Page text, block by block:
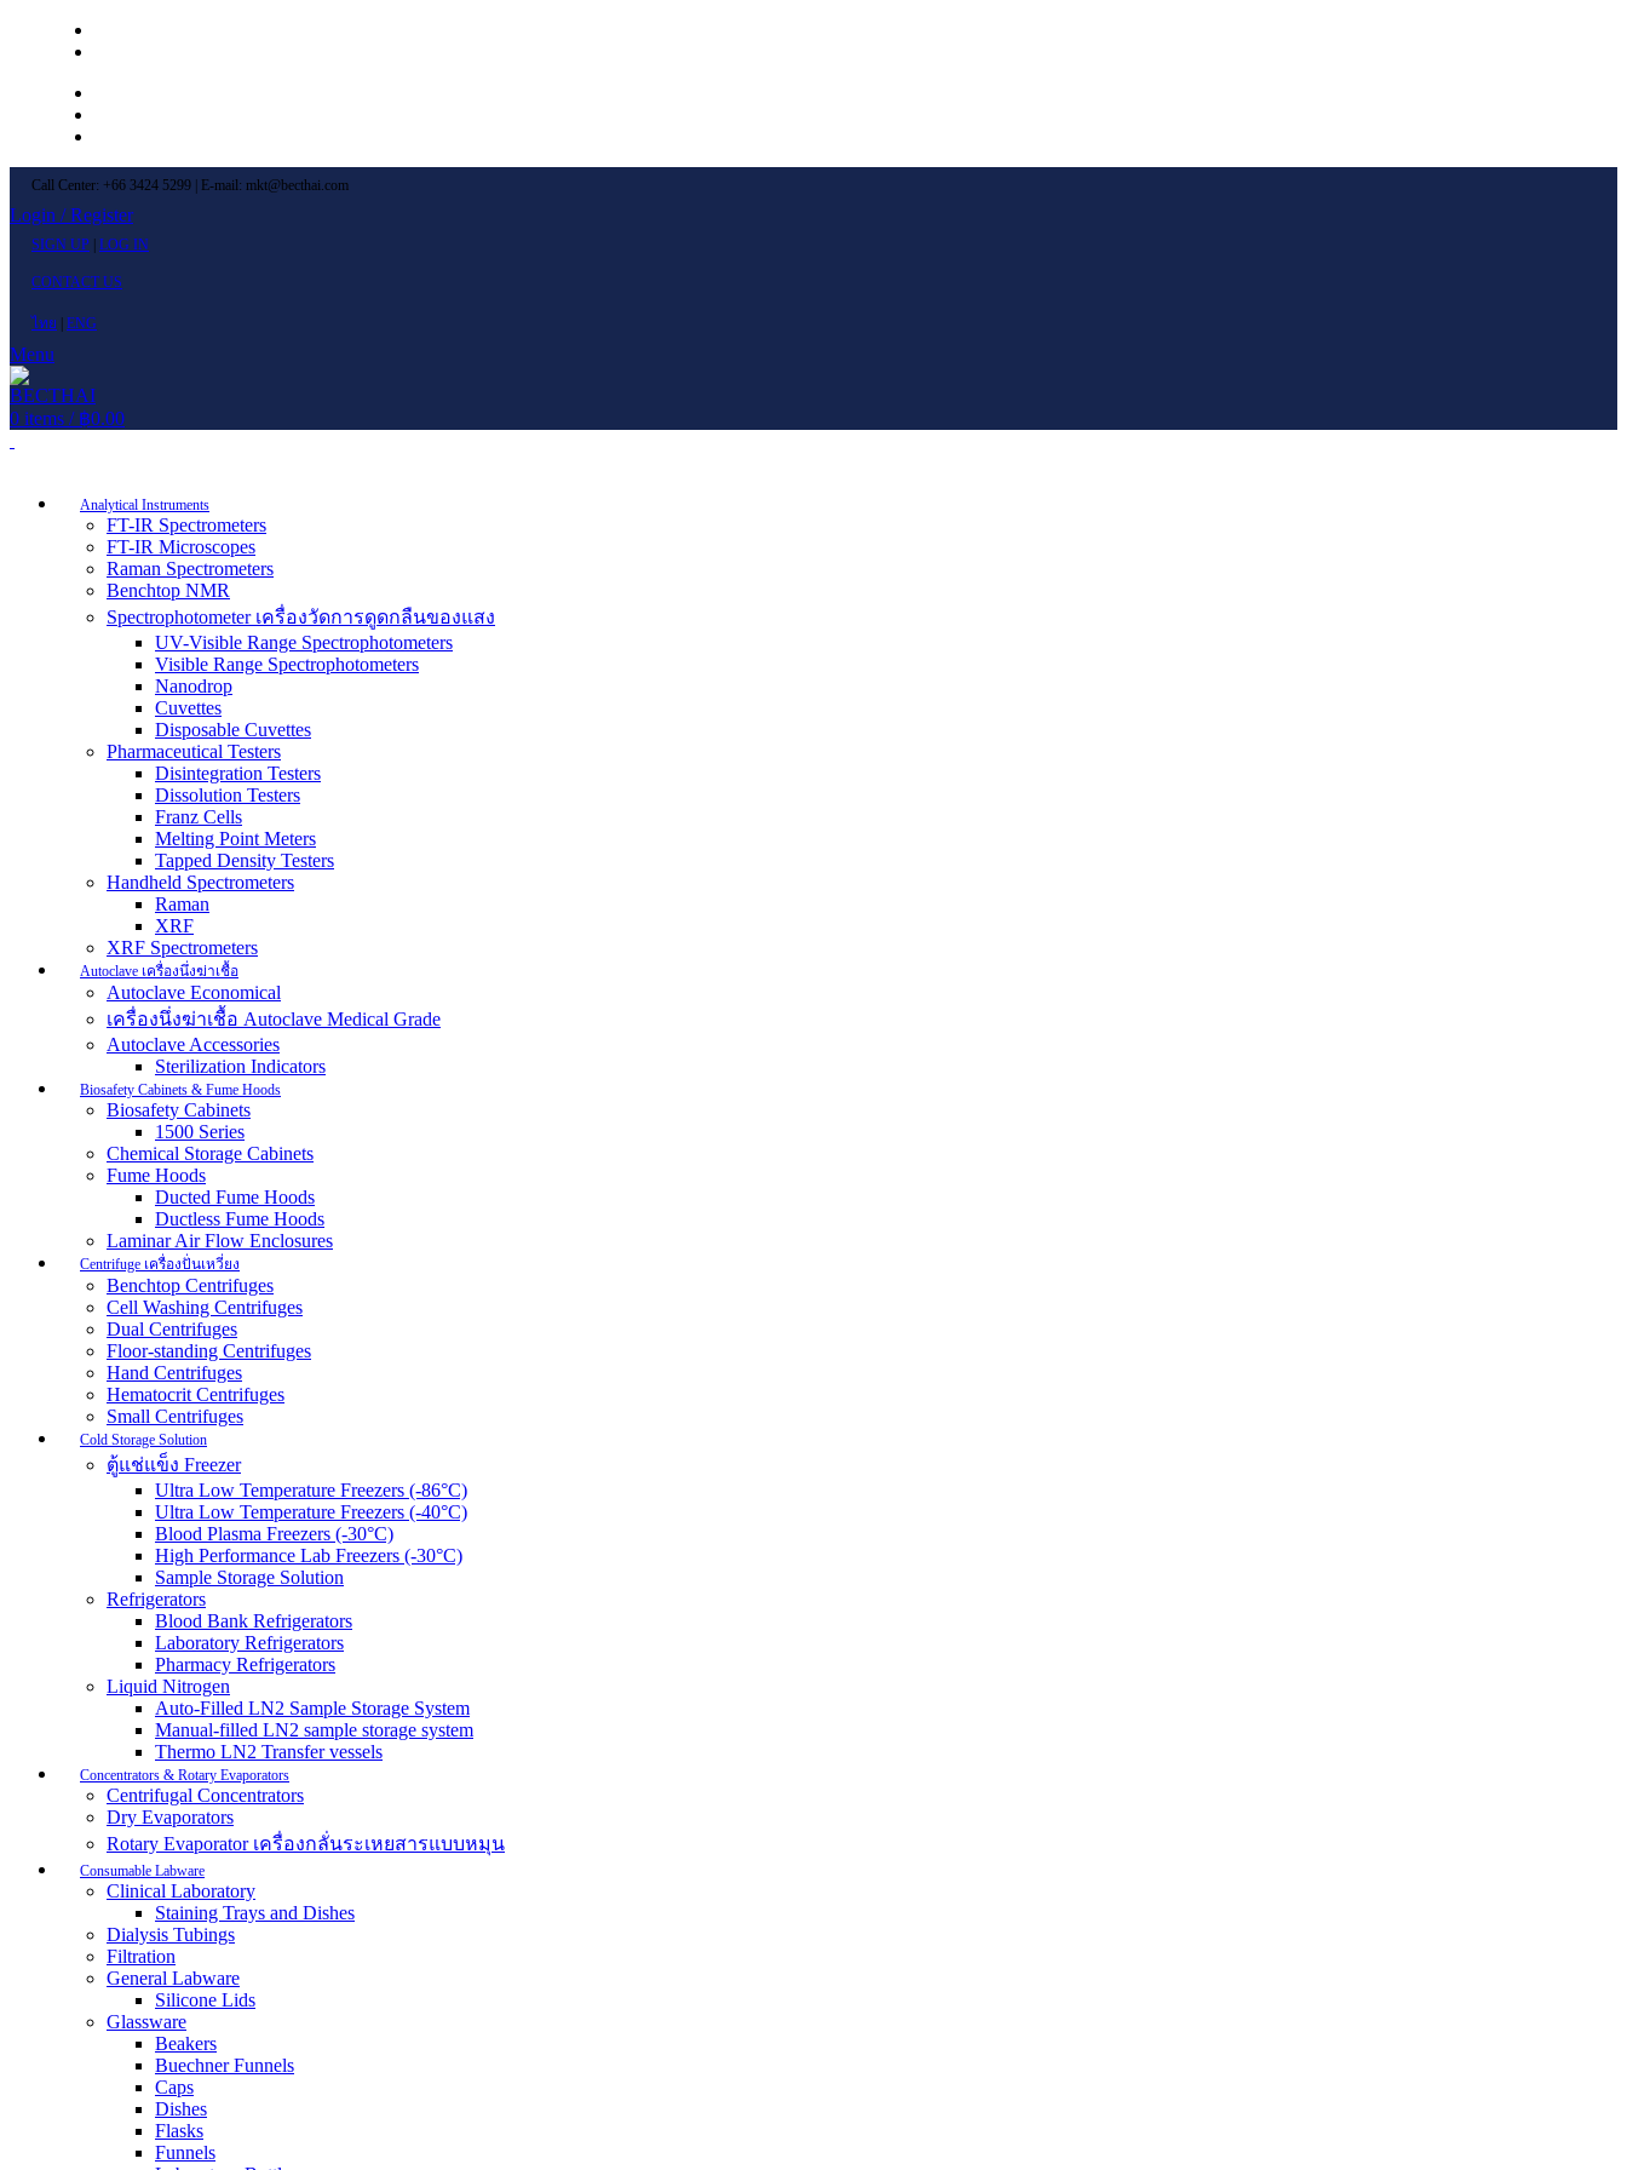
Call Center: +66 3424 5299 | E-mail: mkt@becthai.com
Login / Register
SIGN UP LOG IN
CONTACT US
ไทย ENG
Menu
0 items / ฿0.00
Analytical Instruments
FT-IR Spectrometers
FT-IR Microscopes
Raman Spectrometers
Benchtop NMR
Spectrophotometer เครื่องวัดการดูดกลืนของแสง
UV-Visible Range Spectrophotometers
Visible Range Spectrophotometers
Nanodrop
Cuvettes
Disposable Cuvettes
Pharmaceutical Testers
Disintegration Testers
Dissolution Testers
Franz Cells
Melting Point Meters
Tapped Density Testers
Handheld Spectrometers
Raman
XRF
XRF Spectrometers
Autoclave เครื่องนึ่งฆ่าเชื้อ
Autoclave Economical
เครื่องนึ่งฆ่าเชื้อ Autoclave Medical Grade
Autoclave Accessories
Sterilization Indicators
Biosafety Cabinets & Fume Hoods
Biosafety Cabinets
1500 Series
Chemical Storage Cabinets
Fume Hoods
Ducted Fume Hoods
Ductless Fume Hoods
Laminar Air Flow Enclosures
Centrifuge เครื่องปั่นเหวี่ยง
Benchtop Centrifuges
Cell Washing Centrifuges
Dual Centrifuges
Floor-standing Centrifuges
Hand Centrifuges
Hematocrit Centrifuges
Small Centrifuges
Cold Storage Solution
ตู้แช่แข็ง Freezer
Ultra Low Temperature Freezers (-86°C)
Ultra Low Temperature Freezers (-40°C)
Blood Plasma Freezers (-30°C)
High Performance Lab Freezers (-30°C)
Sample Storage Solution
Refrigerators
Blood Bank Refrigerators
Laboratory Refrigerators
Pharmacy Refrigerators
Liquid Nitrogen
Auto-Filled LN2 Sample Storage System
Manual-filled LN2 sample storage system
Thermo LN2 Transfer vessels
Concentrators & Rotary Evaporators
Centrifugal Concentrators
Dry Evaporators
Rotary Evaporator เครื่องกลั่นระเหยสารแบบหมุน
Consumable Labware
Clinical Laboratory
Staining Trays and Dishes
Dialysis Tubings
Filtration
General Labware
Silicone Lids
Glassware
Beakers
Buechner Funnels
Caps
Dishes
Flasks
Funnels